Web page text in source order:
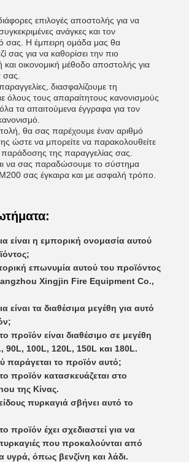
επιλογές αποστολής για να
ανάγκες και τον
σας. Η έμπειρη ομάδα μας θα
σας για να καθορίσει την πιο
και οικονομική μέθοδο αποστολής για
σας.
παραγγελίες, διασφαλίζουμε τη
τους απαραίτητους κανονισμούς
τα απαιτούμενα έγγραφα για τον
θα σας παρέχουμε έναν αριθμό
ώστε να μπορείτε να παρακολουθείτε
της παραγγελίας σας.
να σας παραδώσουμε το σύστημα
σας έγκαιρα και με ασφαλή τρόπο.
είναι η εμπορική ονομασία αυτού
επωνυμία αυτού του προϊόντος
Xingjin Fire Equipment Co.,
είναι τα διαθέσιμα μεγέθη για αυτό
προϊόν είναι διαθέσιμο σε μεγέθη
90L, 100L, 120L, 150L και 180L.
παράγεται το προϊόν αυτό;
προϊόν κατασκευάζεται στο
της Κίνας.
πυρκαγιά σβήνει αυτό το
προϊόν έχει σχεδιαστεί για να
που προκαλούνται από
υγρά, όπως βενζίνη και λάδι.